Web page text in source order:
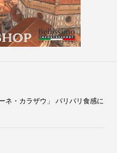
ネ・カラザウ」 パリパリ食感に